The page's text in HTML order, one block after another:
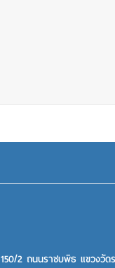
150/2 ถนนราชบพิธ แขวงวัด